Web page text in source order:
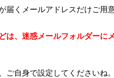
くメールアドレスだけご用意
は、迷惑メールフォルダーに
ご自身で設定してくださいね